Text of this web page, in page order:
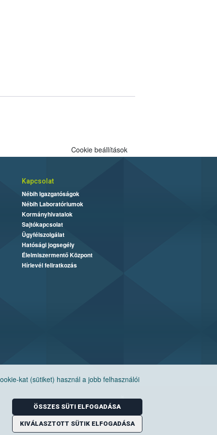
kat (sütiket) használ a jobb felhasználói
ÖSSZES SÜTI ELFOGADÁSA
KIVÁLASZTOTT SÜTIK ELFOGADÁSA
Cookie beállítások
Kapcsolat
Nébih Igazgatóságok
Nébih Laboratóriumok
Kormányhivatalok
Sajtókapcsolat
Ügyfélszolgálat
Hatósági jogsegély
Élelmiszermentő Központ
Hírlevél feliratkozás